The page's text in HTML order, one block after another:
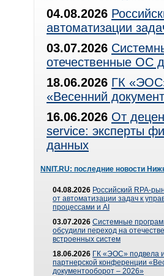
04.08.2026
автоматизации
03.07.2026
отечественные ОС
18.06.2026 ГК
«Весенний
16.06.2026 От
service: эксперты
данных
NNIT.RU: последние новости
04.08.2026 Российский RPA-
от автоматизации задач к
процессами и AI
03.07.2026 Системные
обсудили переход на
встроенных систем
18.06.2026 ГК «ЭОС» подвела
партнерской конференции
документооборот – 2026»